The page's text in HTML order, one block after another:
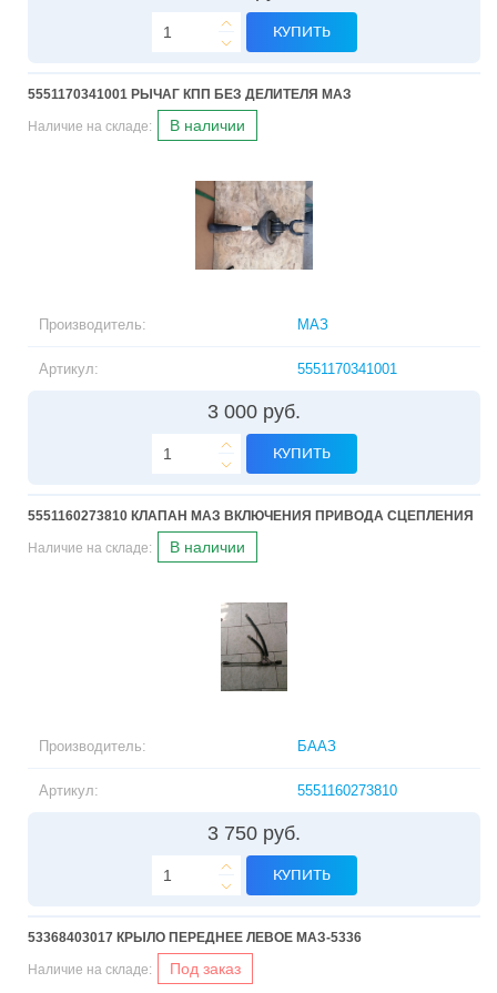
КУПИТЬ
5551170341001 РЫЧАГ КПП БЕЗ ДЕЛИТЕЛЯ МАЗ
Наличие на складе: В наличии
Производитель: МАЗ
Артикул: 5551170341001
3 000 руб.
КУПИТЬ
5551160273810 КЛАПАН МАЗ ВКЛЮЧЕНИЯ ПРИВОДА СЦЕПЛЕНИЯ
Наличие на складе: В наличии
Производитель: БААЗ
Артикул: 5551160273810
3 750 руб.
КУПИТЬ
53368403017 КРЫЛО ПЕРЕДНЕЕ ЛЕВОЕ МАЗ-5336
Наличие на складе: Под заказ